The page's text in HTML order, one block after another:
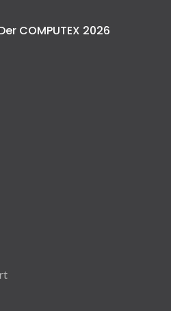
COMPUTEX 2026